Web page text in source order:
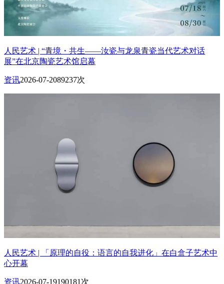
人民艺术 | “青境・共生——汝瓷与龙泉青瓷当代艺术对话
展”在北京陶瓷艺术馆启幕
资讯2026-07-2089237次
人民艺术 | 「原理的自役：语言的自我进化」在白盒子艺术中
心开幕
资讯2026-07-19190181次